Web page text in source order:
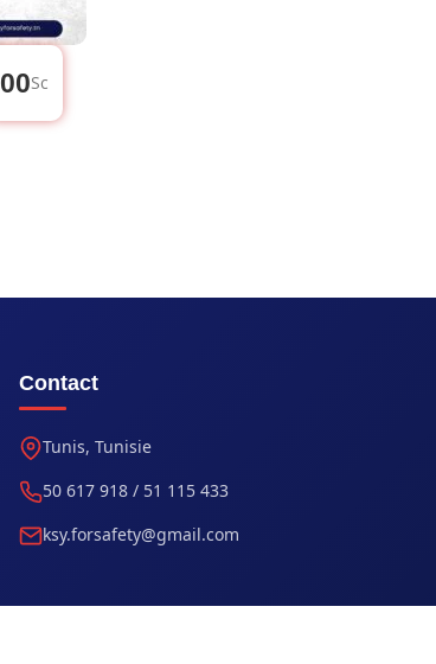
00Sc
Contact
Tunis, Tunisie
50 617 918 / 51 115 433
ksy.forsafety@gmail.com